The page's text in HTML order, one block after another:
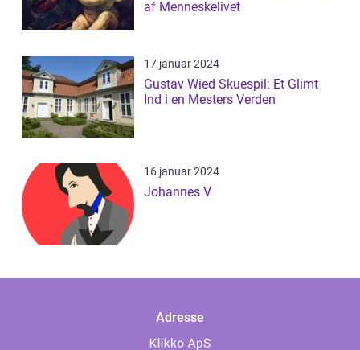
af Menneskelivet
17 januar 2024
Gustav Wied Skuespil: Et Glimt
Ind i en Mesters Verden
16 januar 2024
Johannes V
Adresse